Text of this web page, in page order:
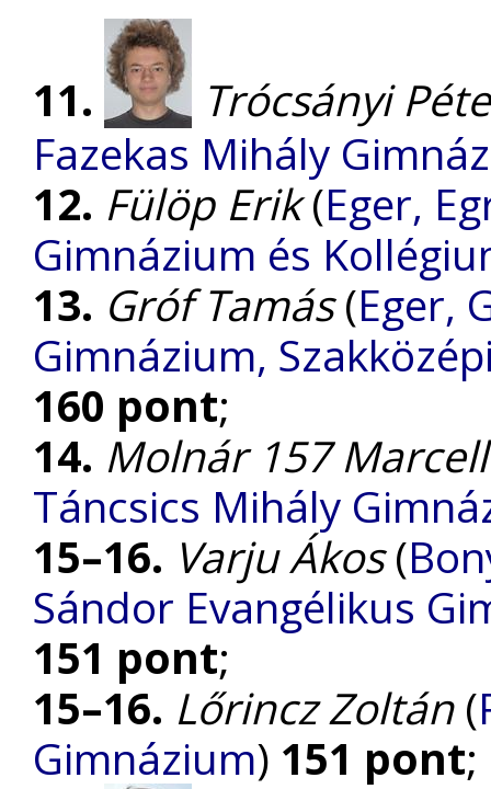
11.
Trócsányi
Fazekas Mihály
12. Fülöp Erik(Eger,
Gimnázium és
13. Gróf Tamás(Eger,
Gimnázium,
160 pont;
14. Molnár 157 Marcell
Táncsics Mihály
15–16. Varju Ákos(
Sándor Evangélikus
151 pont;
15–16. Lőrincz Zoltán(
Gimnázium) 151 pont;